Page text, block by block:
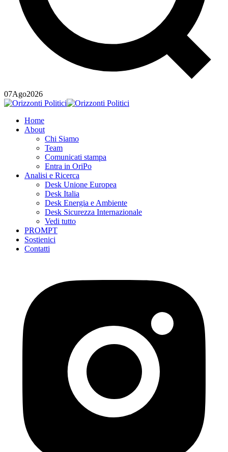
07Ago2026
Home
About
Chi Siamo
Team
Comunicati stampa
Entra in OriPo
Analisi e Ricerca
Desk Unione Europea
Desk Italia
Desk Energia e Ambiente
Desk Sicurezza Internazionale
Vedi tutto
PROMPT
Sostienici
Contatti